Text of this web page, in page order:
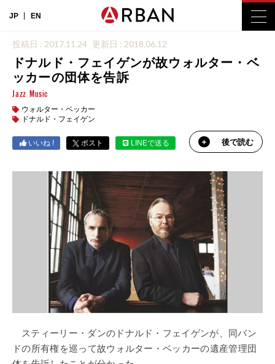
JP EN
投稿日 : 2017.11.24 更新日 : 2018.06.12
ドナルド・フェイゲンが故ウォルター・ベ
ッカーの団体を告訴
Jazz Music
ウォルター・ベッカー
ドナルド・フェイゲン
いいね ! ポスト LINEで送る 後で読む
スティーリー・ダンのドナルド・フェイゲンが、同バン
ドの所有権を巡って故ウォルター・ベッカーの遺産管理団